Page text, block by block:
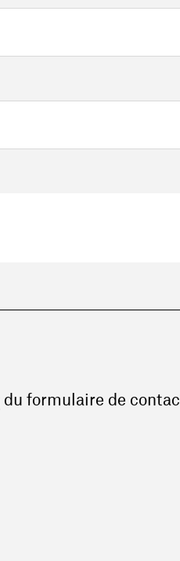
(ouvre une nouvelle